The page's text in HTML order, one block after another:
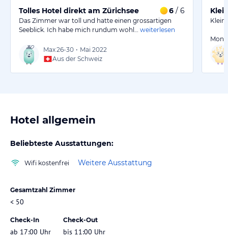
Tolles Hotel direkt am Zürichsee 6 / 6
Das Zimmer war toll und hatte einen grossartigen
Seeblick. Ich habe mich rundum wohl…
weiterlesen
Max26-30 • Mai 2022
Aus der Schweiz
Hotel allgemein
Beliebteste Ausstattungen:
Wifi kostenfrei Weitere Ausstattung
Gesamtzahl Zimmer
< 50
Check-In
ab 17:00 Uhr
Check-Out
bis 11:00 Uhr